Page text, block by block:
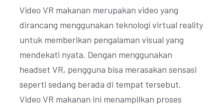
Video VR makanan merupakan video yang
dirancang menggunakan teknologi virtual reality
untuk memberikan pengalaman visual yang
mendekati nyata. Dengan menggunakan
headset VR, pengguna bisa merasakan sensasi
seperti sedang berada di tempat tersebut.
Video VR makanan ini menampilkan proses